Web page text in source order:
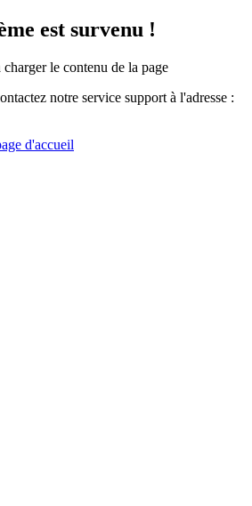
est survenu !
le contenu de la page
notre service support à l'adresse :
d'accueil